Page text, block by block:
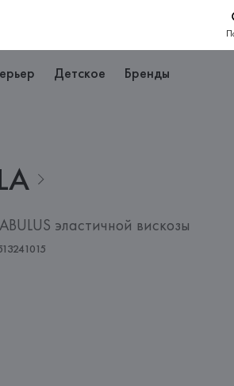
Детское Бренды
эластичной вискозы